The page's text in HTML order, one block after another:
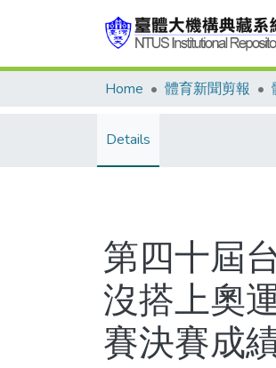
Home 體育新聞剪報
Details
第四十屆
沒搭上奧
賽決賽成